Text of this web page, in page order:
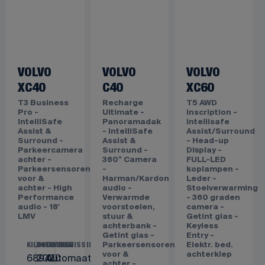
VOLVO
XC40
T3 Business
Pro -
IntelliSafe
Assist &
Surround -
Parkeercamera
achter -
Parkeersensoren
voor &
achter - High
LMV
VOLVO
C40
Recharge
Ultimate -
Panoramadak
- IntelliSafe
Surround -
360º Camera
-
Harman/Kardon
audio -
Verwarmde
voorstoelen,
stuur &
achterbank -
VOLVO
XC60
T5 AWD
Inscription -
Intellisafe
Assist/Surround
- Head-up
Display -
FULL-LED
koplampen -
Leder -
Stoelverwarming
- 360 graden
camera -
Getint glas -
Keyless